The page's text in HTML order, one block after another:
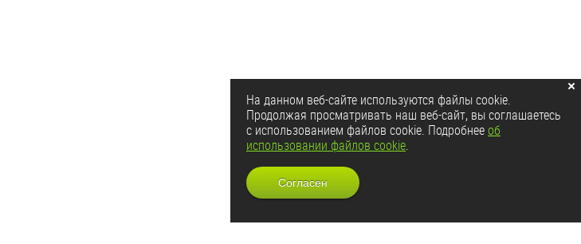
На данном веб-сайте используются файлы cookie.
Продолжая просматривать наш веб-сайт, вы соглашаетесь
с использованием файлов cookie. Подробнееоб
использовании файлов cookie.
Согласен